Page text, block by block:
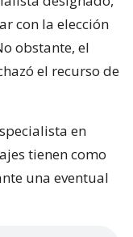
constructora
sin efecto la
una falta de
con la elección
obstante, el
el recurso de